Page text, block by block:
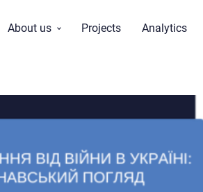
About us
Team
Board
Projects Analytics